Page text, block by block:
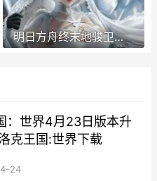
明日方舟终末地骏卫装备挑选推荐 明日方舟终末地官网下载入口
：世界4月23日版本升
克王国:世界下载
24